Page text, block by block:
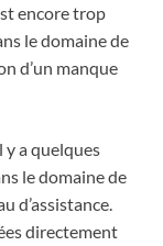
encore trop
le domaine de
d’un manque
y a quelques
le domaine de
d’assistance.
directement